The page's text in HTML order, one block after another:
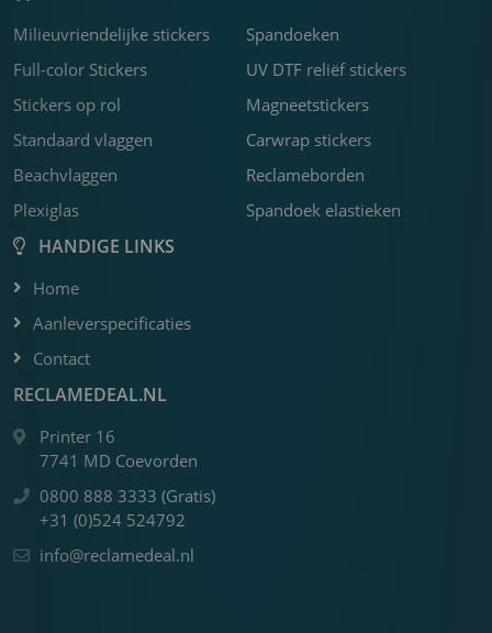
Milieuvriendelijke stickers
Spandoeken
Full-color Stickers
UV DTF reliëf stickers
Stickers op rol
Magneetstickers
Standaard vlaggen
Carwrap stickers
Beachvlaggen
Reclameborden
Plexiglas
Spandoek elastieken
HANDIGE LINKS
Home
Aanleverspecificaties
Contact
RECLAMEDEAL.NL
Printer 16
7741 MD Coevorden
0800 888 3333 (Gratis)
+31 (0)524 524792
info@reclamedeal.nl